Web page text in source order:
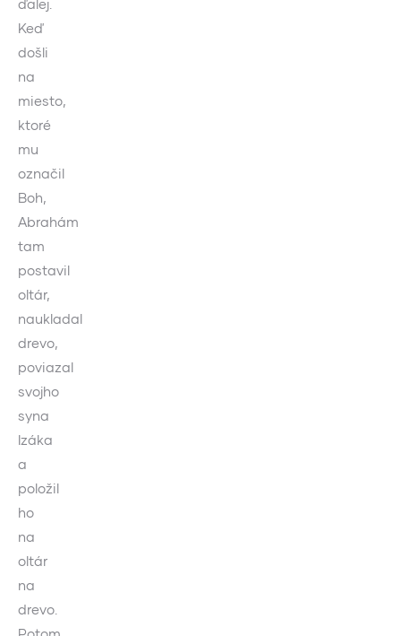
ďalej.
Keď
došli
na
miesto,
ktoré
mu
označil
Boh,
Abrahám
tam
postavil
oltár,
naukladal
drevo,
poviazal
svojho
syna
Izáka
a
položil
ho
na
oltár
na
drevo.